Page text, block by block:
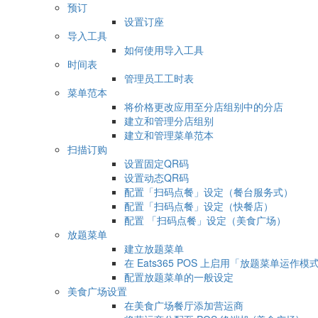
预订
设置订座
导入工具
如何使用导入工具
时间表
管理员工工时表
菜单范本
将价格更改应用至分店组别中的分店
建立和管理分店组别
建立和管理菜单范本
扫描订购
设置固定QR码
设置动态QR码
配置「扫码点餐」设定（餐台服务式）
配置「扫码点餐」设定（快餐店）
配置 「扫码点餐」设定（美食广场）
放题菜单
建立放题菜单
在 Eats365 POS 上启用「放题菜单运作模
配置放题菜单的一般设定
美食广场设置
在美食广场餐厅添加营运商